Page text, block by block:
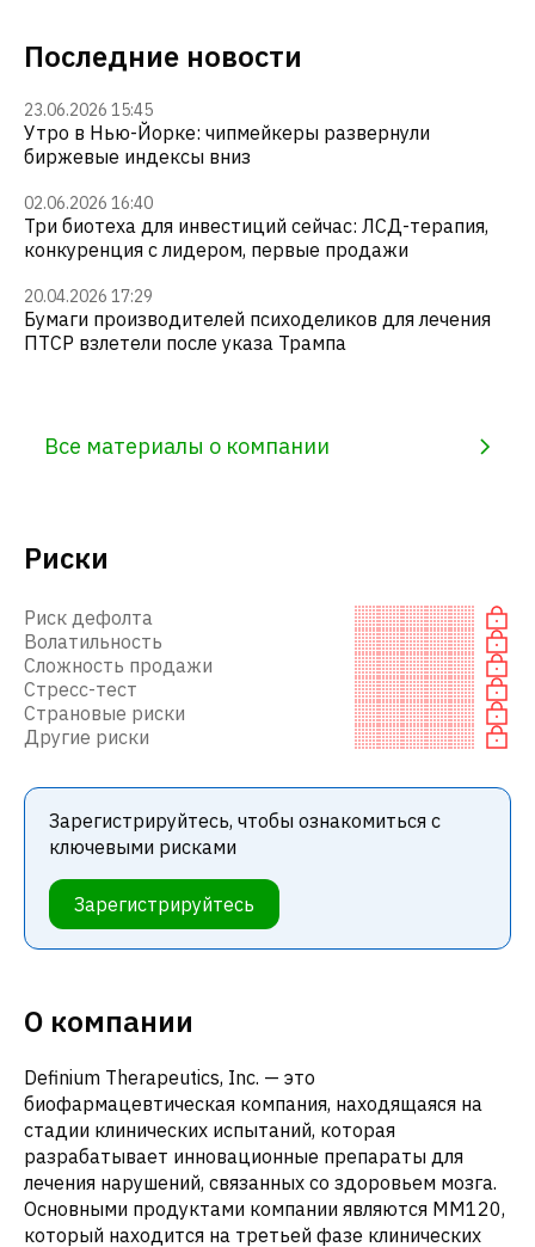
Последние новости
23.06.2026 15:45
Утро в Нью-Йорке: чипмейкеры развернули
биржевые индексы вниз
02.06.2026 16:40
Три биотеха для инвестиций сейчас: ЛСД-терапия,
конкуренция с лидером, первые продажи
20.04.2026 17:29
Бумаги производителей психоделиков для лечения
ПТСР взлетели после указа Трампа
Все материалы о компании
Риски
Риск дефолта
Волатильность
Сложность продажи
Стресс-тест
Страновые риски
Другие риски
Зарегистрируйтесь, чтобы ознакомиться с
ключевыми рисками
Зарегистрируйтесь
О компании
Definium Therapeutics, Inc. — это
биофармацевтическая компания, находящаяся на
стадии клинических испытаний, которая
разрабатывает инновационные препараты для
лечения нарушений, связанных со здоровьем мозга.
Основными продуктами компании являются MM120,
который находится на третьей фазе клинических